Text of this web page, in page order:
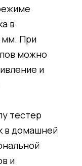
в
мм. При
можно
и
тестер
в домашней
и